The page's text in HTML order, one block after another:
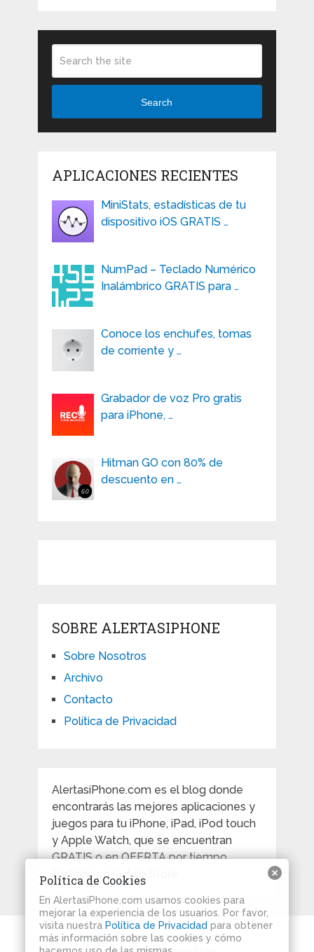
Search
APLICACIONES RECIENTES
MiniStats, estadísticas de tu
dispositivo iOS GRATIS …
NumPad – Teclado Numérico
Inalámbrico GRATIS para …
Conoce los enchufes, tomas
de corriente y …
Grabador de voz Pro gratis
para iPhone, …
Hitman GO con 80% de
descuento en …
SOBRE ALERTASIPHONE
Sobre Nosotros
Archivo
Contacto
Política de Privacidad
AlertasiPhone.com es el blog donde
encontrarás las mejores aplicaciones y
juegos para tu iPhone, iPad, iPod touch
y Apple Watch, que se encuentran
GRATIS o en OFERTA por tiempo
limitado en la App Store.
Alertas iPhoneCopyright © 2026.
Política de Cookies
En AlertasiPhone.com usamos cookies para
mejorar la experiencia de los usuarios. Por favor,
visita nuestra Política de Privacidad para obtener
más información sobre las cookies y cómo